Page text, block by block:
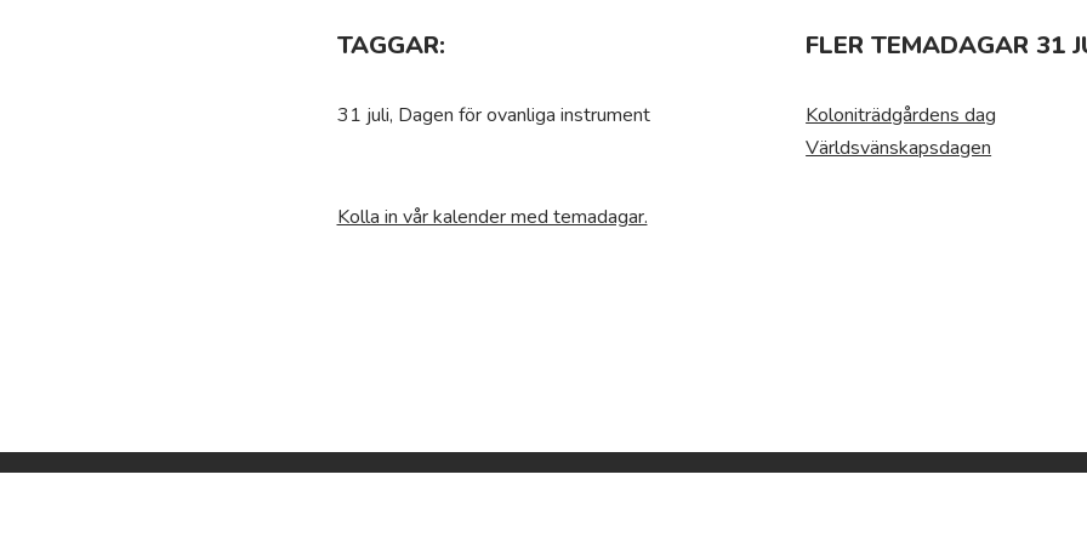
TAGGAR:
31 juli, Dagen för ovanliga instrument
FLER TEMADAGAR 31
Koloniträdgårdens dag
Världsvänskapsdagen
Kolla in vår kalender med temadagar.